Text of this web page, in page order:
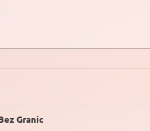
Granic